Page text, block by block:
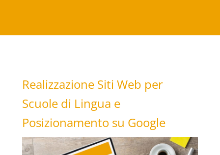
Realizzazione Siti Web per
Scuole di Lingua e
Posizionamento su Google